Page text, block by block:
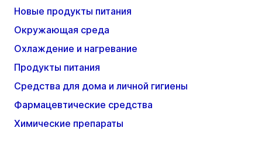
Новые продукты питания
Окружающая среда
Охлаждение и нагревание
Продукты питания
Средства для дома и личной гигиены
Фармацевтические средства
Химические препараты